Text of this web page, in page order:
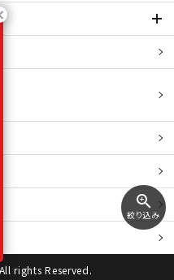
zoom_in
絞り込み
rights Reserved.